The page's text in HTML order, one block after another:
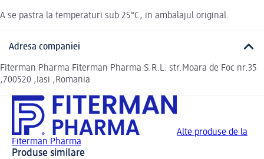
A se pastra la temperaturi sub 25°C, in ambalajul original.
Adresa companiei
Fiterman Pharma Fiterman Pharma S.R.L. str.Moara de Foc nr.35
,700520 ,Iasi ,Romania
Alte produse de la
Fiterman Pharma
Produse similare